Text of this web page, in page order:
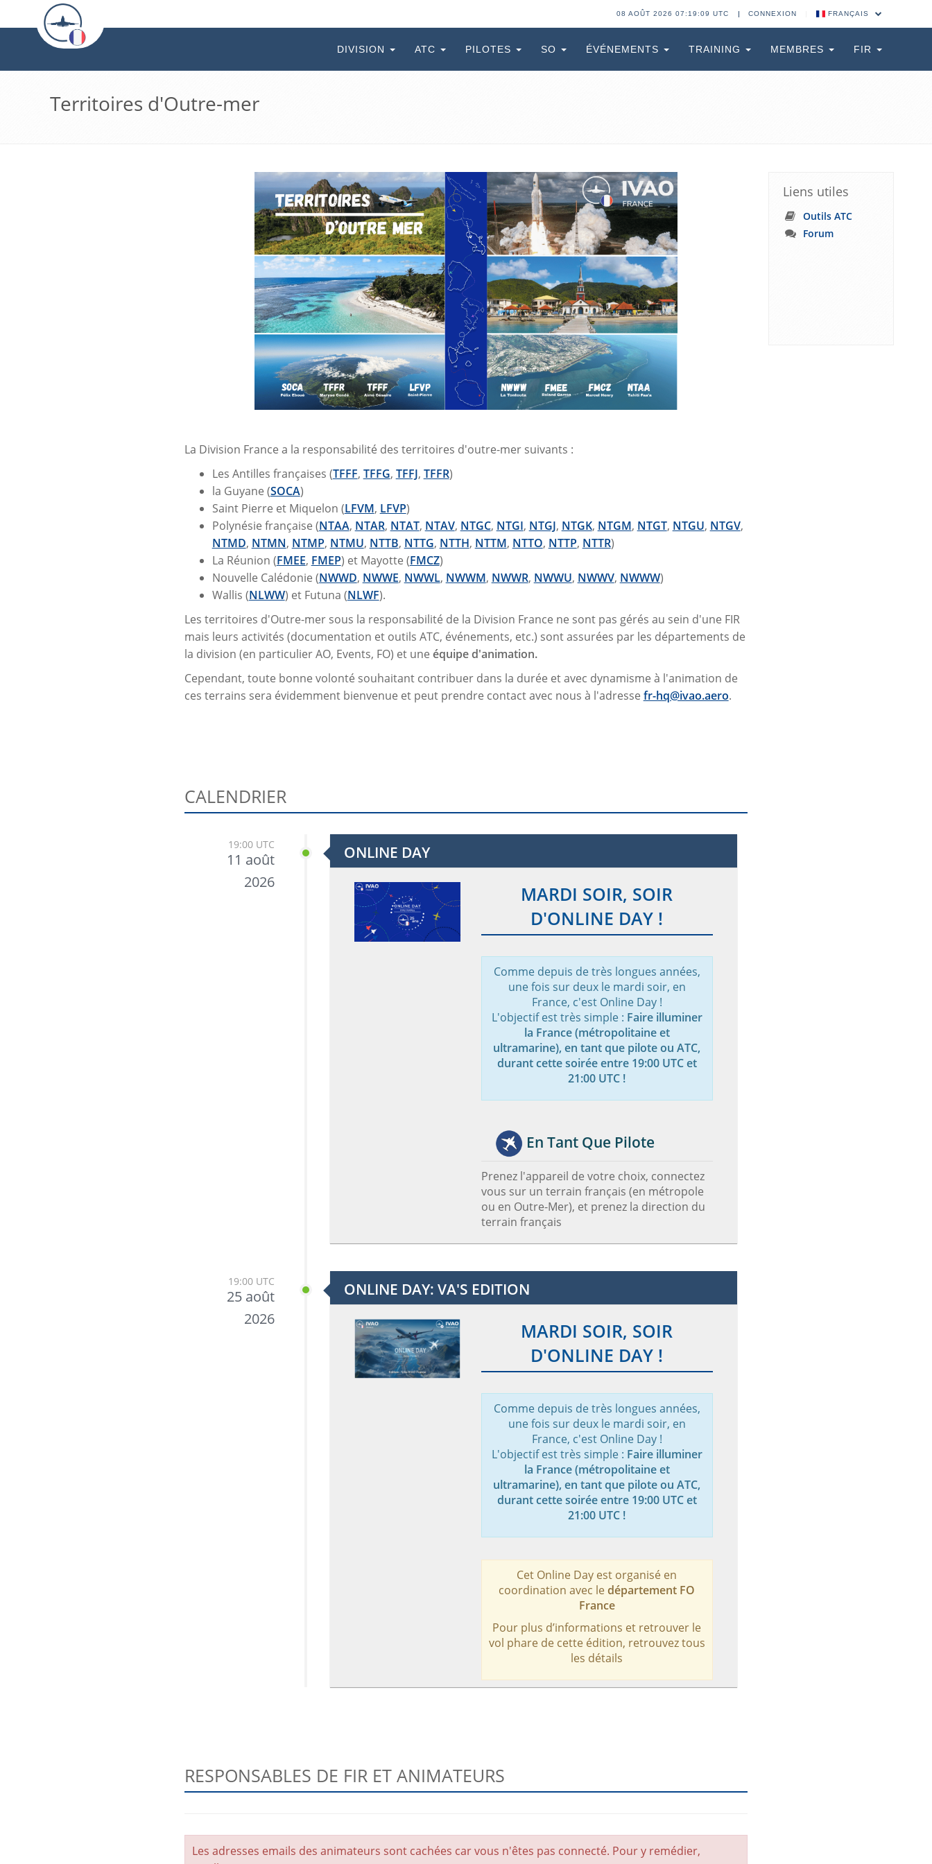
08 AOÛT 2026 07:19:10 UTC CONNEXION FRANÇAIS
DIVISION ATC PILOTES SO ÉVÉNEMENTS TRAINING MEMBRES FIR
Territoires d'Outre-mer
La Division France a la responsabilité des territoires d'outre-mer suivants :
Les Antilles françaises (TFFF, TFFG, TFFJ, TFFR)
la Guyane (SOCA)
Saint Pierre et Miquelon (LFVM, LFVP)
Polynésie française (NTAA, NTAR, NTAT, NTAV, NTGC, NTGI, NTGJ, NTGK, NTGM, NTGT, NTGU, NTGV,
NTMD, NTMN, NTMP, NTMU, NTTB, NTTG, NTTH, NTTM, NTTO, NTTP, NTTR)
La Réunion (FMEE, FMEP) et Mayotte (FMCZ)
Nouvelle Calédonie (NWWD, NWWE, NWWL, NWWM, NWWR, NWWU, NWWV, NWWW)
Wallis (NLWW) et Futuna (NLWF).
Les territoires d'Outre-mer sous la responsabilité de la Division France ne sont pas gérés au sein d'une FIR
mais leurs activités (documentation et outils ATC, événements, etc.) sont assurées par les départements de
la division (en particulier AO, Events, FO) et une équipe d'animation.
Cependant, toute bonne volonté souhaitant contribuer dans la durée et avec dynamisme à l'animation de
ces terrains sera évidemment bienvenue et peut prendre contact avec nous à l'adresse fr-hq@ivao.aero.
CALENDRIER
19:00 UTC
11 août
2026
ONLINE DAY
MARDI SOIR, SOIR
D'ONLINE DAY !
Comme depuis de très longues années,
une fois sur deux le mardi soir, en
France, c'est Online Day !
L'objectif est très simple : Faire illuminer
la France (métropolitaine et
ultramarine), en tant que pilote ou ATC,
durant cette soirée entre 19:00 UTC et
21:00 UTC !
En Tant Que Pilote
Prenez l'appareil de votre choix, connectez
vous sur un terrain français (en métropole
ou en Outre-Mer), et prenez la direction du
terrain français
19:00 UTC
25 août
2026
ONLINE DAY: VA'S EDITION
MARDI SOIR, SOIR
D'ONLINE DAY !
Comme depuis de très longues années,
une fois sur deux le mardi soir, en
France, c'est Online Day !
L'objectif est très simple : Faire illuminer
la France (métropolitaine et
ultramarine), en tant que pilote ou ATC,
durant cette soirée entre 19:00 UTC et
21:00 UTC !
Cet Online Day est organisé en
coordination avec ledépartement FO
France
Pour plus d’informations et retrouver le
vol phare de cette édition, retrouvez tous
les détails
RESPONSABLES DE FIR ET ANIMATEURS
Les adresses emails des animateurs sont cachées car vous n'êtes pas connecté. Pour y remédier,
Liens utiles
Outils ATC
Forum